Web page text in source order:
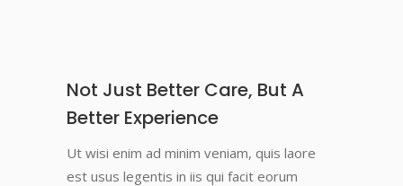
Not Just Better Care, But A
Better Experience
Ut wisi enim ad minim veniam, quis laore
est usus legentis in iis qui facit eorum